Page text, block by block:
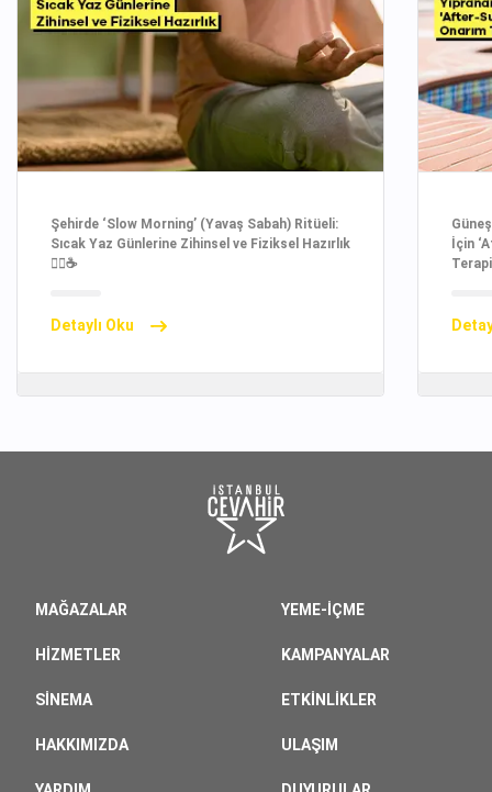
Şehirde ‘Slow Morning’ (Yavaş Sabah) Ritüeli:
Sıcak Yaz Günlerine Zihinsel ve Fiziksel Hazırlık
🧘‍♀️☕
Detaylı Oku
İçin
MAĞAZALAR YEME-İÇME
HIZMETLER KAMPANYALAR
SINEMA ETKINLIKLER
HAKKIMIZDA ULAŞIM